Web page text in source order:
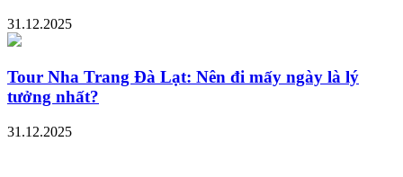
31.12.2025
Tour Nha Trang Đà Lạt: Nên đi mấy ngày là lý
tưởng nhất?
31.12.2025